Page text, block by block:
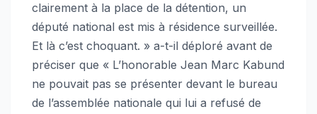
clairement à la place de la détention, un
député national est mis à résidence surveillée.
Et là c’est choquant. » a-t-il déploré avant de
préciser que « L’honorable Jean Marc Kabund
ne pouvait pas se présenter devant le bureau
de l’assemblée nationale qui lui a refusé de